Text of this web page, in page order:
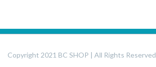
Copyright 2021 BC SHOP | All Rights Reserved